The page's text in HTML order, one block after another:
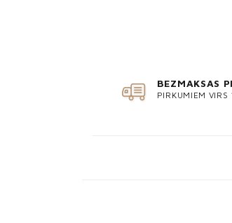
BEZMAKSAS
PIRKUMIEM